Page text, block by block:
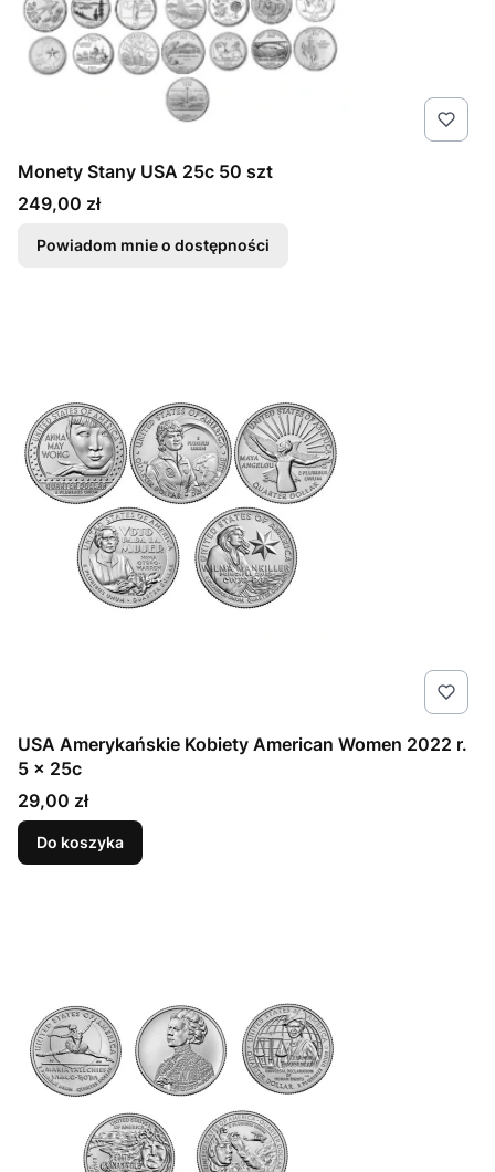
Monety Stany USA 25c 50 szt
Cena
249,00 zł
Powiadom mnie o dostępności
USA Amerykańskie Kobiety American Women 2022 r.
5 x 25c
Cena
29,00 zł
Do koszyka